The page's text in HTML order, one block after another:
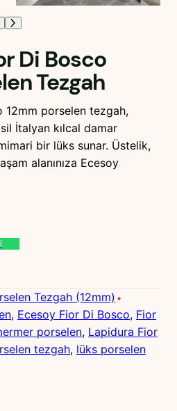
Di Bosco
Tezgah
12mm porselen tezgah,
İtalyan kılcal damar
bir lüks sunar. Üstelik,
alanınıza Ecesoy
Tezgah (12mm)
, Ecesoy Fior Di Bosco, Fior
porselen, Lapidura Fior
tezgah, lüks porselen